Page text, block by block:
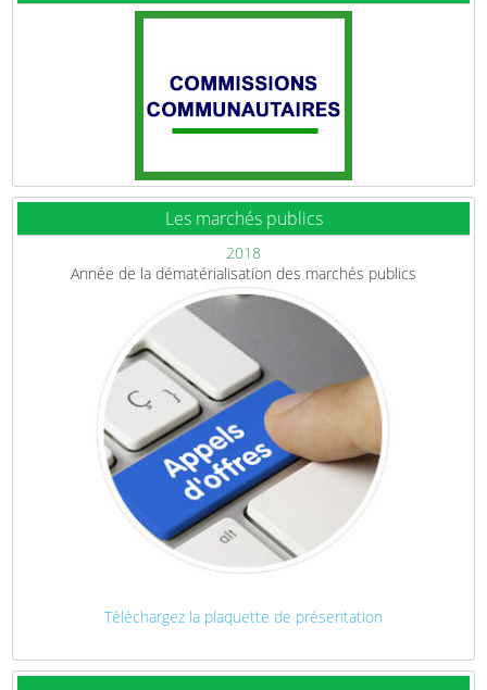
Les marchés publics
2018
Année de la dématérialisation des marchés publics
Téléchargez la plaquette de présentation